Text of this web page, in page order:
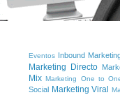
Eventos Inbound
Marketing Directo
Mix Marketing One to
Social Marketing Viral